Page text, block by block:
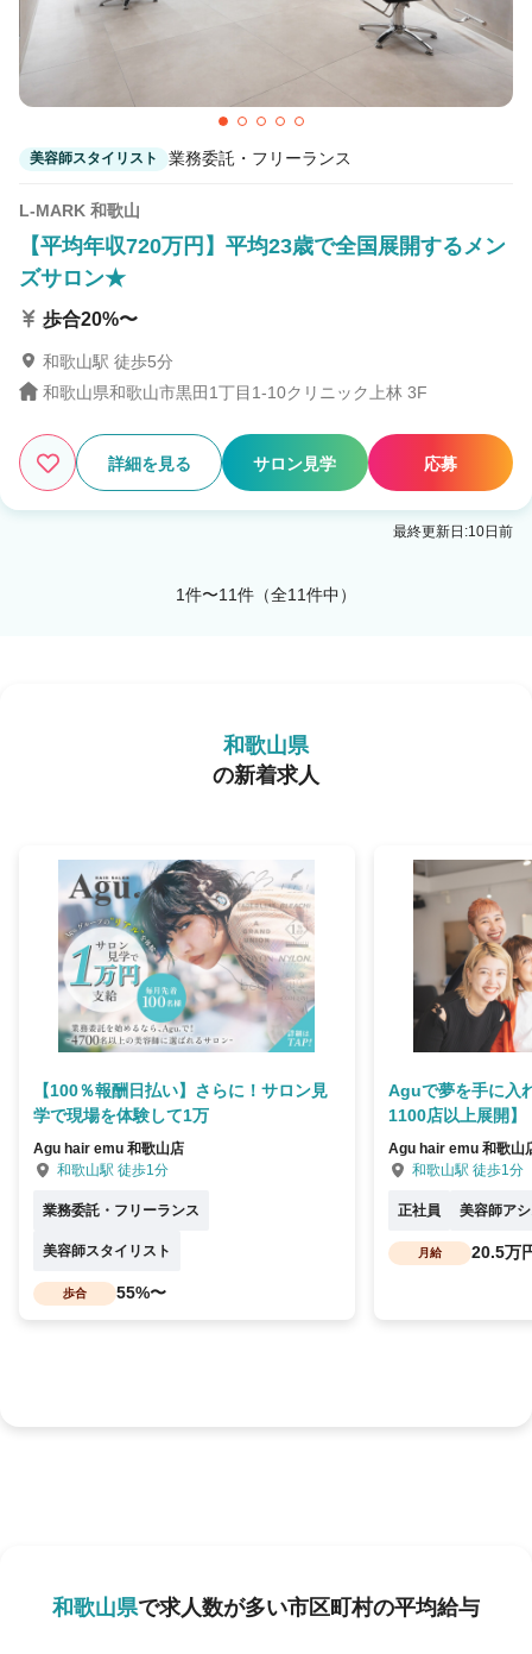
美容師スタイリスト 業務委託・フリーランス
L-MARK 和歌山
【平均年収720万円】平均23歳で全国展開するメン
ズサロン★
歩合20%〜
和歌山駅 徒歩5分
和歌山県和歌山市黒田1丁目1-10クリニック上林 3F
詳細を見る サロン見学 応募
最終更新日:10日前
1件〜11件（全11件中）
和歌山県
の新着求人
【100％報酬日払い】さらに！サロン見
学で現場を体験して1万
Agu hair emu 和歌山店
和歌山駅 徒歩1分
業務委託・フリーランス
美容師スタイリスト
歩合 55%〜
Aguで夢を手に入
1100店以上展開】
Agu hair emu 和歌山
和歌山駅 徒歩1分
正社員 美容師ア
月給 20.5万
和歌山県で求人数が多い市区町村の平均給与